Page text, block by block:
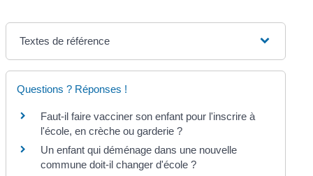
Textes de référence
Questions ? Réponses !
Faut-il faire vacciner son enfant pour l'inscrire à
l'école, en crèche ou garderie ?
Un enfant qui déménage dans une nouvelle
commune doit-il changer d'école ?